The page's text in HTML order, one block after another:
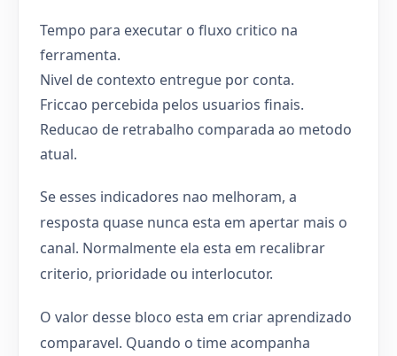
Tempo para executar o fluxo critico na
ferramenta.
Nivel de contexto entregue por conta.
Friccao percebida pelos usuarios finais.
Reducao de retrabalho comparada ao metodo
atual.
Se esses indicadores nao melhoram, a
resposta quase nunca esta em apertar mais o
canal. Normalmente ela esta em recalibrar
criterio, prioridade ou interlocutor.
O valor desse bloco esta em criar aprendizado
comparavel. Quando o time acompanha